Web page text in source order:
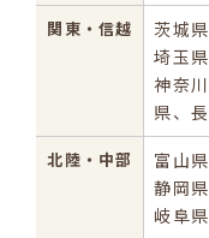
関東・信越
茨城
埼玉
神奈川
県、
北陸・中部
富山
静岡
岐阜県